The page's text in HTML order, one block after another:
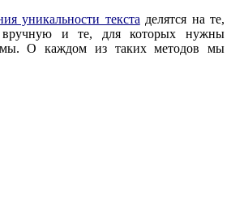
уникальности текста делятся на те,
вручную и те, для которых нужны
О каждом из таких методов мы